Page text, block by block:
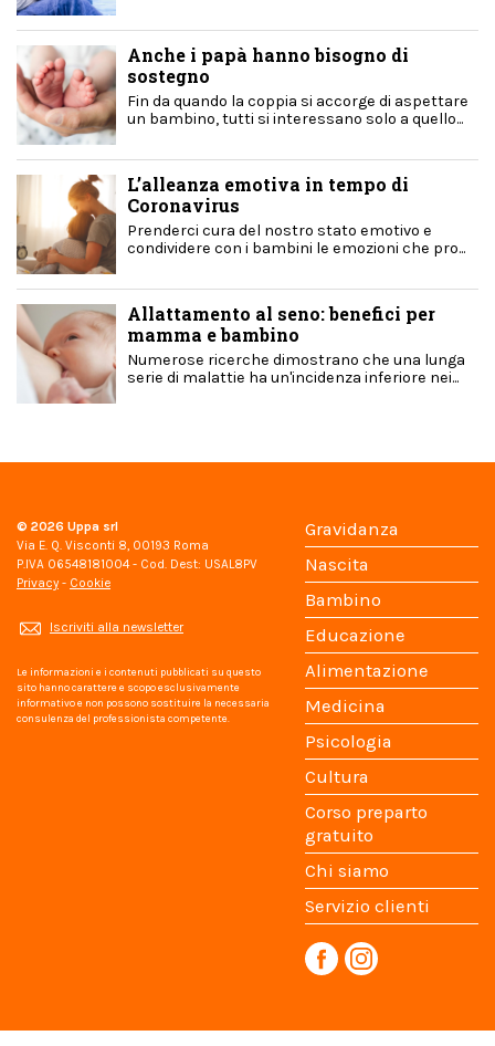
Anche i papà hanno bisogno di
sostegno
Fin da quando la coppia si accorge di aspettare
un bambino, tutti si interessano solo a quello...
L’alleanza emotiva in tempo di
Coronavirus
Prenderci cura del nostro stato emotivo e
condividere con i bambini le emozioni che pro...
Allattamento al seno: benefici per
mamma e bambino
Numerose ricerche dimostrano che una lunga
serie di malattie ha un'incidenza inferiore nei...
© 2026 Uppa srl
Via E. Q. Visconti 8, 00193 Roma
P.IVA 06548181004 - Cod. Dest: USAL8PV
Privacy - Cookie
Iscriviti alla newsletter
Le informazioni e i contenuti pubblicati su questo
sito hanno carattere e scopo esclusivamente
informativo e non possono sostituire la necessaria
consulenza del professionista competente.
Gravidanza
Nascita
Bambino
Educazione
Alimentazione
Medicina
Psicologia
Cultura
Corso preparto
gratuito
Chi siamo
Servizio clienti